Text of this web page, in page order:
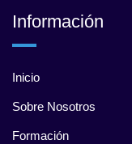
Información
Inicio
Sobre Nosotros
Formación